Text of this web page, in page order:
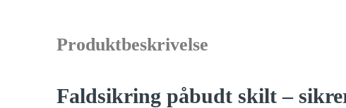
Produktbeskrivelse
Faldsikring påbudt skilt –